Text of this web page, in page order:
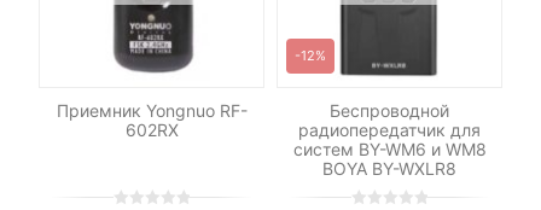
Приемник Yongnuo RF-
602RX
-12%
Беспроводной
радиопередатчик для
систем BY-WM6 и WM8
BOYA BY-WXLR8